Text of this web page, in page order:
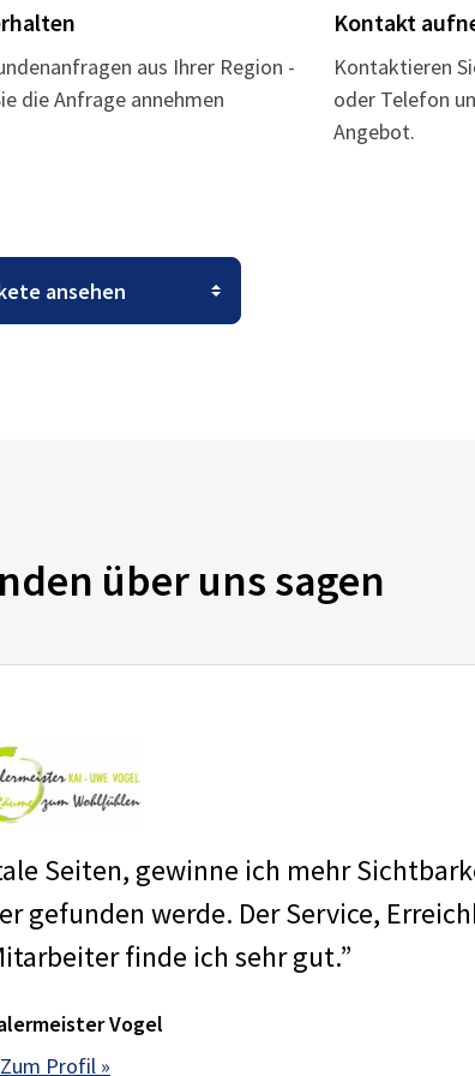
aus Ihrer Region -
die Anfrage annehmen
Kontakt
Kontaktieren
oder Telefon
Angebot.
über uns sagen
Seiten, gewinne ich mehr
gefunden werde. Der Service,
finde ich sehr gut.”
Vogel
Zum Profil »